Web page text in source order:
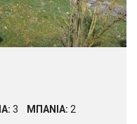
3 ΜΠΑΝΙΑ: 2